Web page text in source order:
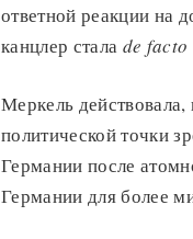
ответной реакции на
канцлер стала de facto
Меркель
политической точки
Германии после
Германии для более